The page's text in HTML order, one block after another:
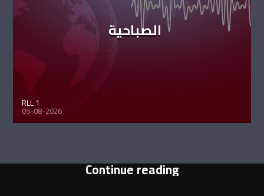
الصباحية
RLL 1
05-08-2026
Continue reading